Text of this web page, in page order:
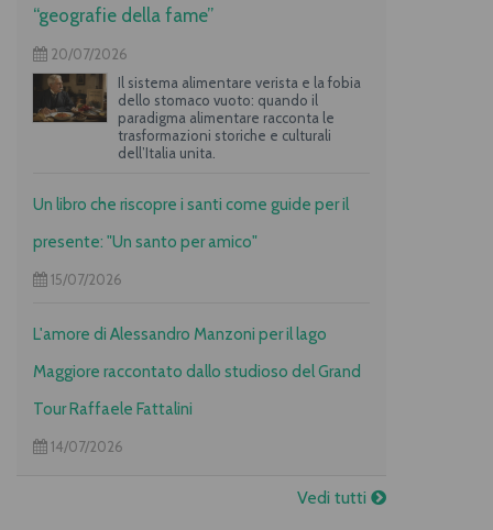
“geografie della fame”
20/07/2026
Il sistema alimentare verista e la fobia
dello stomaco vuoto: quando il
paradigma alimentare racconta le
trasformazioni storiche e culturali
dell’Italia unita.
Un libro che riscopre i santi come guide per il
presente: "Un santo per amico"
15/07/2026
L'amore di Alessandro Manzoni per il lago
Maggiore raccontato dallo studioso del Grand
Tour Raffaele Fattalini
14/07/2026
Vedi tutti